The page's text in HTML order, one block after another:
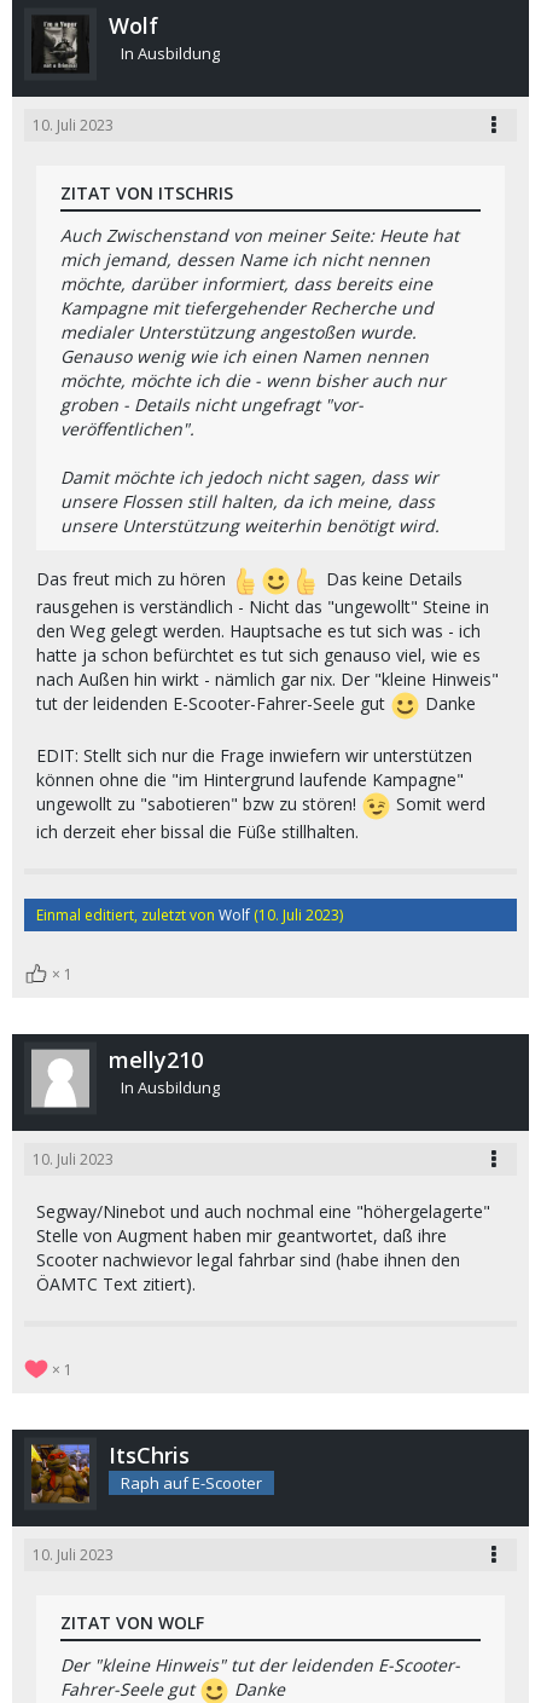
Wolf
In Ausbildung
10. Juli 2023
ZITAT VON ITSCHRIS
Auch Zwischenstand von meiner Seite: Heute hat
mich jemand, dessen Name ich nicht nennen
möchte, darüber informiert, dass bereits eine
Kampagne mit tiefergehender Recherche und
medialer Unterstützung angestoßen wurde.
Genauso wenig wie ich einen Namen nennen
möchte, möchte ich die - wenn bisher auch nur
groben - Details nicht ungefragt "vor-
veröffentlichen".
Damit möchte ich jedoch nicht sagen, dass wir
unsere Flossen still halten, da ich meine, dass
unsere Unterstützung weiterhin benötigt wird.
Das freut mich zu hören
Das keine Details
rausgehen is verständlich - Nicht das "ungewollt" Steine in
den Weg gelegt werden. Hauptsache es tut sich was - ich
hatte ja schon befürchtet es tut sich genauso viel, wie es
nach Außen hin wirkt - nämlich gar nix. Der "kleine Hinweis"
tut der leidenden E-Scooter-Fahrer-Seele gut
Danke
EDIT: Stellt sich nur die Frage inwiefern wir unterstützen
können ohne die "im Hintergrund laufende Kampagne"
ungewollt zu "sabotieren" bzw zu stören!
Somit werd
ich derzeit eher bissal die Füße stillhalten.
Einmal editiert, zuletzt von Wolf (10. Juli 2023)
1
melly210
In Ausbildung
10. Juli 2023
Segway/Ninebot und auch nochmal eine "höhergelagerte"
Stelle von Augment haben mir geantwortet, daß ihre
Scooter nachwievor legal fahrbar sind (habe ihnen den
ÖAMTC Text zitiert).
1
ItsChris
Raph auf E-Scooter
10. Juli 2023
ZITAT VON WOLF
Der "kleine Hinweis" tut der leidenden E-Scooter-
Fahrer-Seele gut
Danke